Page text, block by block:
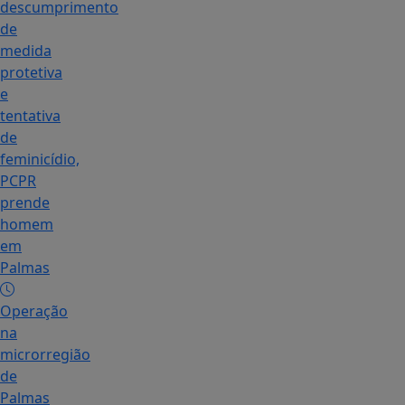
descumprimento
de
medida
protetiva
e
tentativa
de
feminicídio,
PCPR
prende
homem
em
Palmas
Operação
na
microrregião
de
Palmas